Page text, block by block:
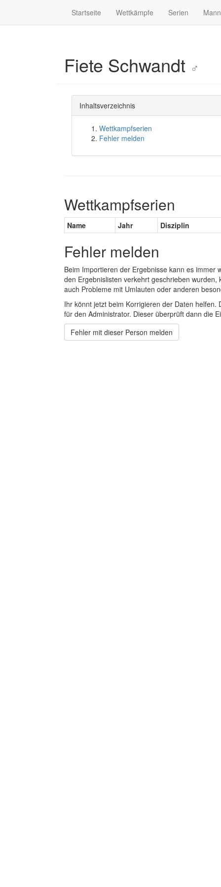
Startseite Wettkämpfe Serien
Fiete Schwandt ♂
Inhaltsverzeichnis
Wettkampfserien
Fehler melden
Wettkampfserien
Name Jahr Disziplin
Fehler melden
Beim Importieren der Ergebnisse kann es
den Ergebnislisten verkehrt geschrieben
auch Probleme mit Umlauten oder anderen
Ihr könnt jetzt beim Korrigieren der Daten
für den Administrator. Dieser überprüft dann die
Fehler mit dieser Person melden